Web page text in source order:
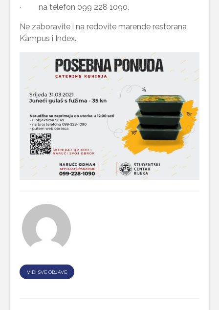
· na telefon 099 228 1090.
Ne zaboravite i na redovite marende restorana
Kampus i Index.
VIDI SVE OBJAVE